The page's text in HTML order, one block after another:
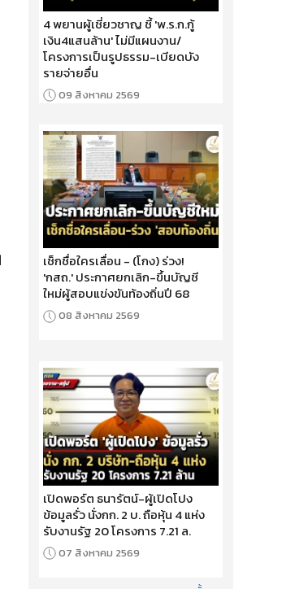
4 พยานผู้เชี่ยวชาญ ชี้ 'พ.ร.ก.กู้
เงิน4แสนล้าน' ไม่มีแผนงาน/
โครงการเป็นรูปธรรม-เบียดบัง
รายจ่ายอื่น
09 สิงหาคม 2569
เช็กชื่อใครเลื่อน - (โกง) ร่วง!
'กสถ.' ประกาศยกเลิก-ขึ้นบัญชี
ใหม่ผู้สอบแข่งขันท้องถิ่นปี 68
08 สิงหาคม 2569
เปิดพอร์ต ธนารัตน์-ผู้เปิดโปง
ข้อมูลรั่ว นั่งกก. 2 บ. ถือหุ้น 4 แห่ง
รับงานรัฐ 20 โครงการ 7.21 ล.
07 สิงหาคม 2569